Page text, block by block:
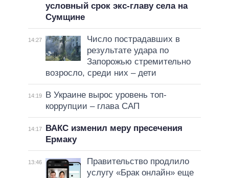
условный срок экс-главу села на
Сумщине
14:27
Число пострадавших в
результате удара по
Запорожью стремительно
возросло, среди них – дети
14:19
В Украине вырос уровень топ-
коррупции – глава САП
14:17
ВАКС изменил меру пресечения
Ермаку
13:46
Правительство продлило
услугу «Брак онлайн» еще